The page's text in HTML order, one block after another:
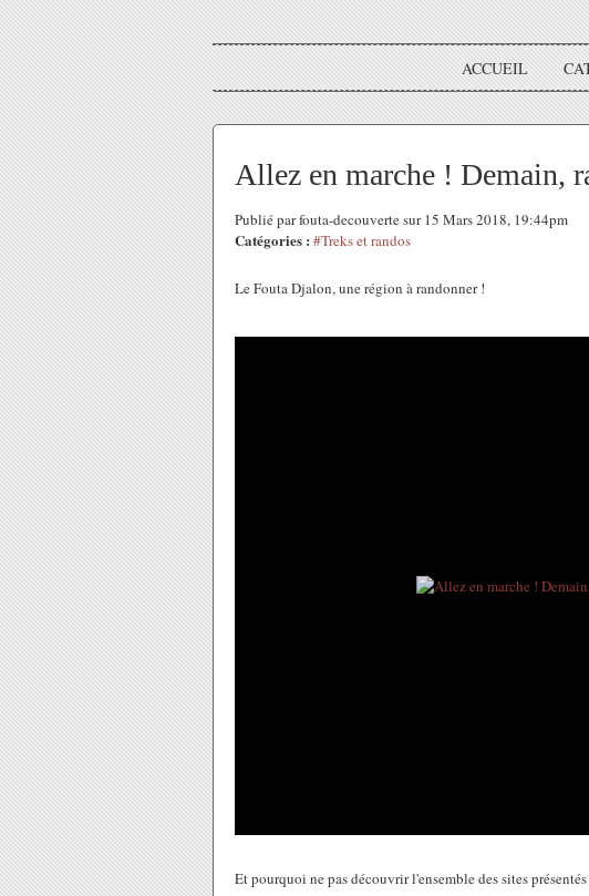
ACCUEIL
Allez en marche ! Demain,
Publié par fouta-decouverte sur 15 Mars 2018, 19:44pm
Catégories : #Treks et randos
Le Fouta Djalon, une région à randonner !
Et pourquoi ne pas découvrir l'ensemble des sites